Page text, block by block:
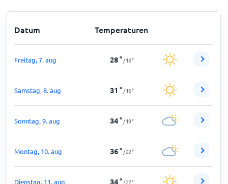
Datum Temperaturen
Freitag, 7. aug 28° /16°
Samstag, 8. aug 31 ° /16°
Sonntag, 9. aug 34° /19°
Montag, 10. aug 36° /22°
Dienstag, 11. aug 34° /22°